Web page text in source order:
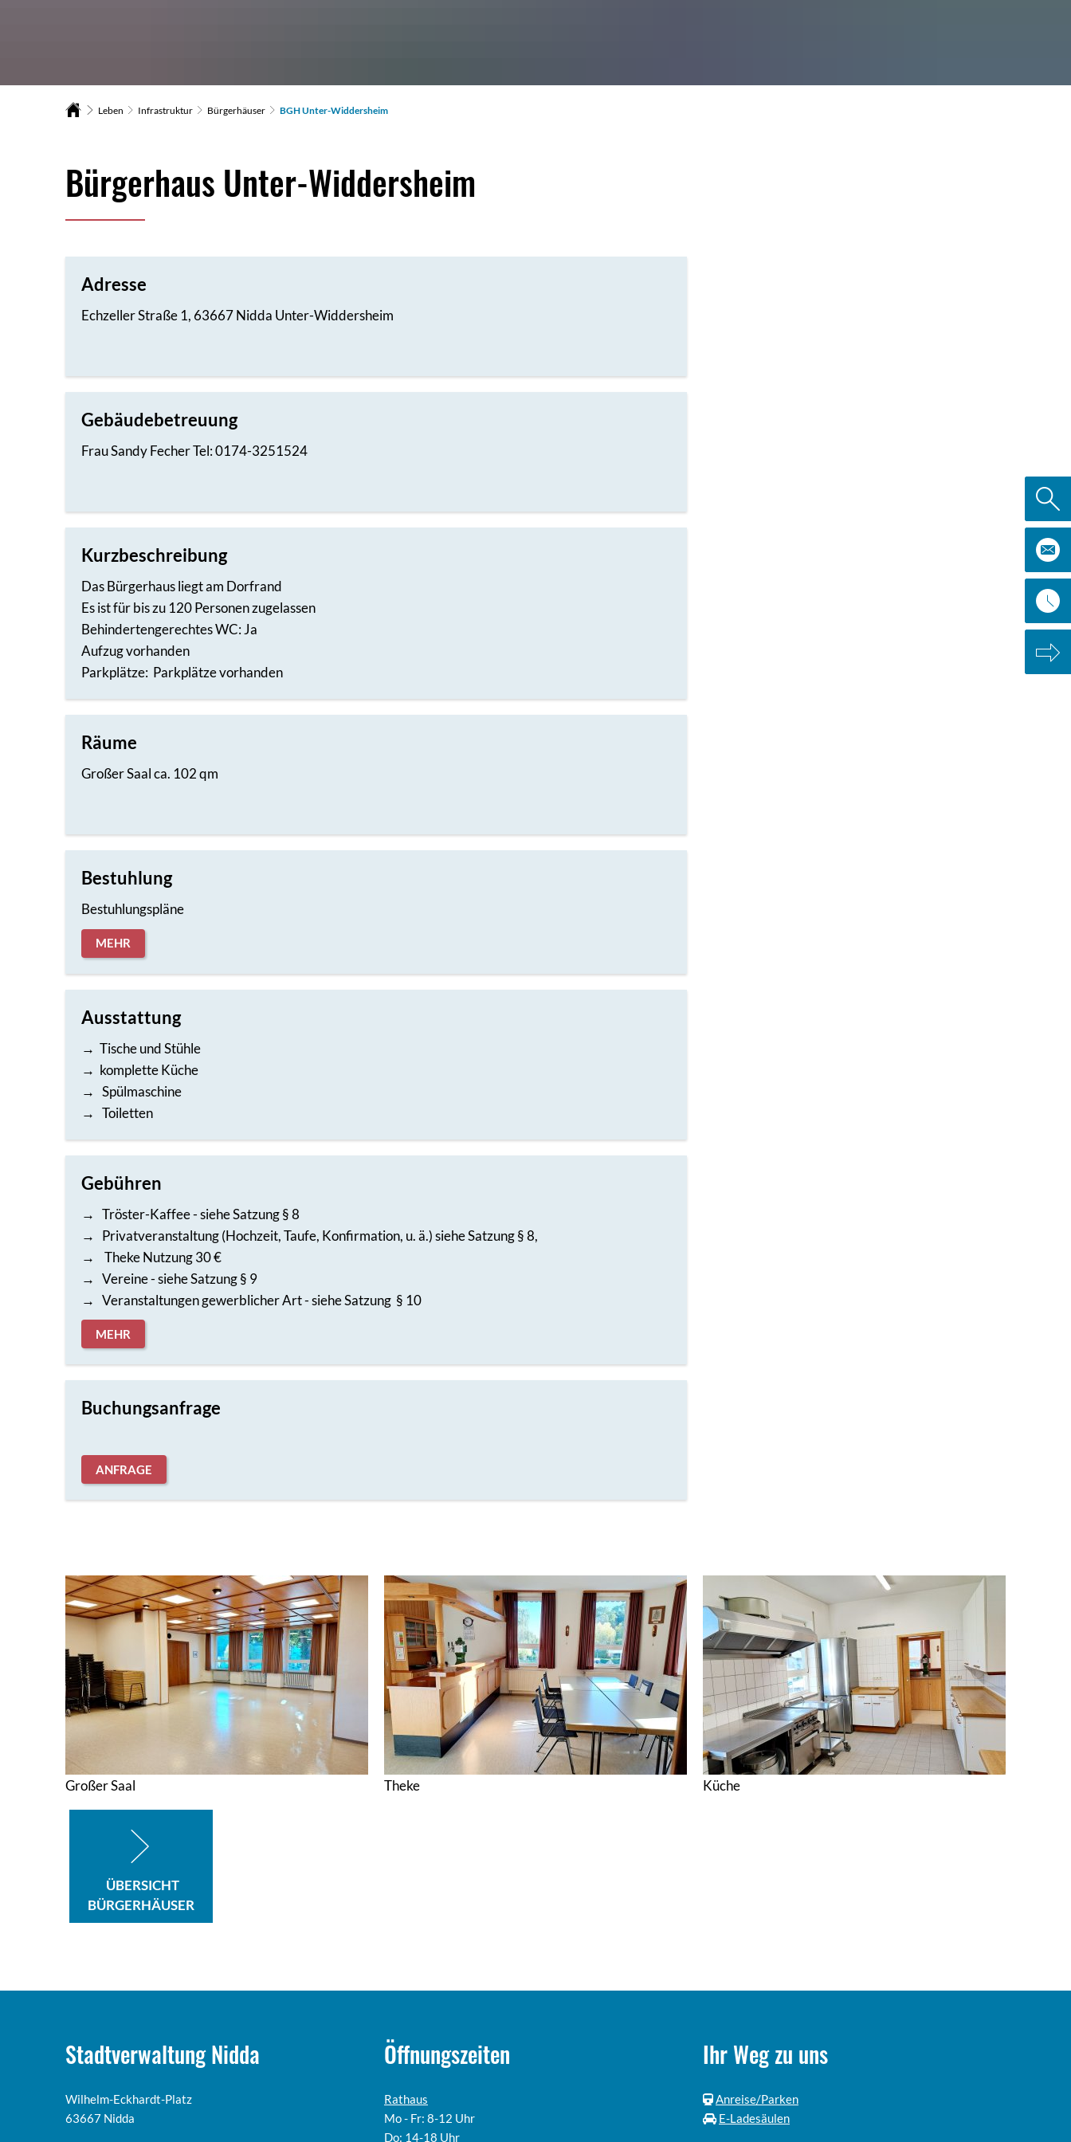
Leben Infrastruktur Bürgerhäuser BGH Unter-Widdersheim
Unter-
Widdersheim
Bürgerhaus Unter-Widdersheim
Adresse
Echzeller Straße 1, 63667 Nidda Unter-Widdersheim
Gebäudebetreuung
Frau Sandy Fecher Tel: 0174-3251524
Kurzbeschreibung
Das Bürgerhaus liegt am Dorfrand
Es ist für bis zu 120 Personen zugelassen
Behindertengerechtes WC: Ja
Aufzug vorhanden
Parkplätze: Parkplätze vorhanden
Räume
Großer Saal ca. 102 qm
Bestuhlung
Bestuhlungspläne
MEHR
Ausstattung
→ Tische und Stühle
→ komplette Küche
→ Spülmaschine
→ Toiletten
Gebühren
→ Tröster-Kaffee - siehe Satzung § 8
→ Privatveranstaltung (Hochzeit, Taufe, Konfirmation, u. ä.) siehe Satzung § 8,
→ Theke Nutzung 30 €
→ Vereine - siehe Satzung § 9
→ Veranstaltungen gewerblicher Art - siehe Satzung § 10
MEHR
Buchungsanfrage
ANFRAGE
Großer Saal
ÜBERSICHT
BÜRGERHÄUSER
Theke Küche
Stadtverwaltung Nidda
Wilhelm-Eckhardt-Platz
63667 Nidda
Öffnungszeiten
Rathaus
Mo - Fr: 8-12 Uhr
Do: 14-18 Uhr
Ihr Weg zu uns
Anreise/Parken
E-Ladesäulen